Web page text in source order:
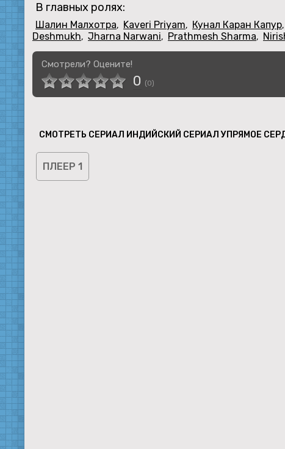
В главных ролях:
Шалин Малхотра, Kaveri Priyam, Кунал Каран Капур,
Deshmukh, Jharna Narwani, Prathmesh Sharma,
Смотрели? Оцените!
0 (0)
СМОТРЕТЬ СЕРИАЛ ИНДИЙСКИЙ СЕРИАЛ УПРЯМОЕ
ПЛЕЕР 1